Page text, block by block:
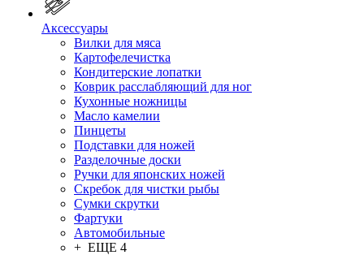
Аксессуары
Вилки для мяса
Картофелечистка
Кондитерские лопатки
Коврик расслабляющий для ног
Кухонные ножницы
Масло камелии
Пинцеты
Подставки для ножей
Разделочные доски
Ручки для японских ножей
Скребок для чистки рыбы
Сумки скрутки
Фартуки
Автомобильные
+ ЕЩЕ 4